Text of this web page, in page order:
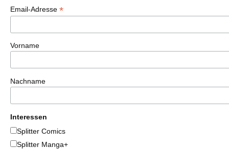
Email-Adresse *
Vorname
Nachname
Interessen
Splitter Comics
Splitter Manga+